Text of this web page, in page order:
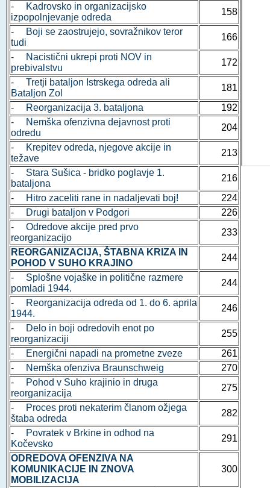
- Kadrovsko in organizacijsko
izpopolnjevanje odreda
158
- Boji se zaostrujejo, sovražnikov teror
tudi
166
- Nacistični ukrepi proti NOV in
prebivalstvu
172
- Tretji bataljon Istrskega odreda ali
Bataljon Zol
181
- Reorganizacija 3. bataljona
192
- Nemška ofenzivna dejavnost proti
odredu
204
- Krepitev odreda, njegove akcije in
težave
213
- Stara Sušica - bridko poglavje 1.
bataljona
216
- Hitro zaceliti rane in nadaljevati boj!
224
- Drugi bataljon v Podgori
226
- Odredove akcije pred prvo
reorganizacijo
233
REORGANIZACIJA, ŠTABNA KRIZA IN
POHOD V SUHO KRAJINO
244
- Splošne vojaške in politične razmere
pomladi 1944.
244
- Reorganizacija odreda od 1. do 6. aprila
1944.
246
- Delo in boji odredovih enot po
reorganizaciji
255
- Energični napadi na prometne zveze
261
- Nemška ofenziva Braunschweig
270
- Pohod v Suho krajinio in druga
reorganizacija
275
- Proces proti nekaterim članom ožjega
štaba odreda
282
- Povratek v Brkine in odhod na
Kočevsko
291
ODREDOVA OFENZIVA NA
KOMUNIKACIJE IN ZNOVA
MOBILIZACIJA
300